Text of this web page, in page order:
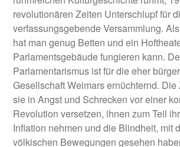
revolutionären Zeiten Unterschlupf für
verfassungsgebende Versammlung.
hat man genug Betten und ein
Parlamentsgebäude fungieren kann.
Parlamentarismus ist für die eher
Gesellschaft Weimars ernüchternd.
sie in Angst und Schrecken vor einer
Revolution versetzen, ihnen zum Teil
Inflation nehmen und die Blindheit, mit
völkischen Bewegungen gesehen